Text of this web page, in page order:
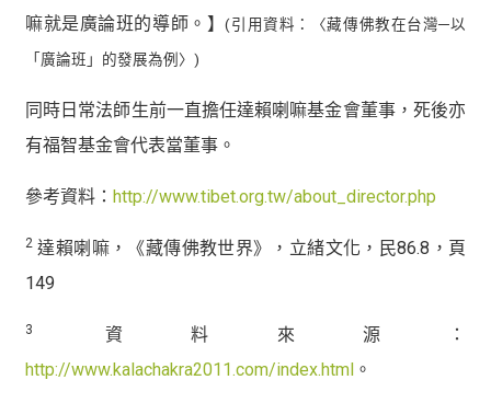
嘛就是廣論班的導師。】(引用資料：〈藏傳佛教在台灣─以
「廣論班」的發展為例〉)
同時日常法師生前一直擔任達賴喇嘛基金會董事，死後亦
有福智基金會代表當董事。
參考資料： http://www.tibet.org.tw/about_director.php
2 達賴喇嘛，《藏傳佛教世界》，立緒文化，民86.8，頁
149
3
資料來源：
http://www.kalachakra2011.com/index.html 。